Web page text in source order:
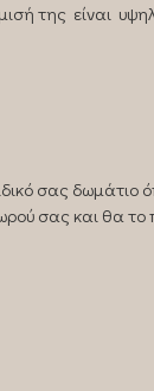
της είναι
σας
σας και θα